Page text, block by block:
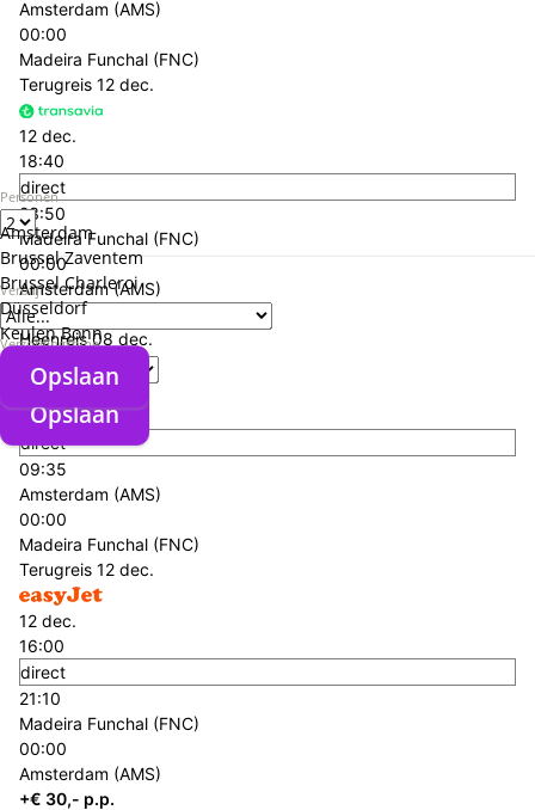
Personen
Verblijf
Verzorgingstype
Opslaan
Amsterdam
Brussel Zaventem
Brussel Charleroi
Düsseldorf
Keulen Bonn
Opslaan
Amsterdam (AMS)
00:00
Madeira Funchal (FNC)
Terugreis 12 dec.
12 dec.
18:40
direct
23:50
Madeira Funchal (FNC)
00:00
Amsterdam (AMS)
+€ 28,- p.p.
Heenreis 08 dec.
08 dec.
06:25
direct
09:35
Amsterdam (AMS)
00:00
Madeira Funchal (FNC)
Terugreis 12 dec.
12 dec.
16:00
direct
21:10
Madeira Funchal (FNC)
00:00
Amsterdam (AMS)
+€ 30,- p.p.